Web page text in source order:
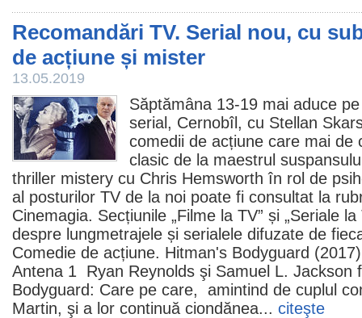
Recomandări TV. Serial nou, cu
de acțiune și mister
13.05.2019
Săptămâna 13-19 mai aduce
serial, Cernobîl , cu Stellan
comedii de acțiune care mai de
clasic de la maestrul
thriller mistery cu Chris Hemsworth în rol de
al posturilor TV de la noi poate fi consultat la
Cinemagia. Secțiunile „Filme la TV” și „Seriale la
despre lungmetrajele și serialele difuzate de
Comedie de acțiune. Hitman's Bodyguard
Antena 1 Ryan Reynolds şi Samuel L. Jackson
Bodyguard: Care pe care, amintind de cuplul
Martin, şi a lor continuă ciondănea... citeşte